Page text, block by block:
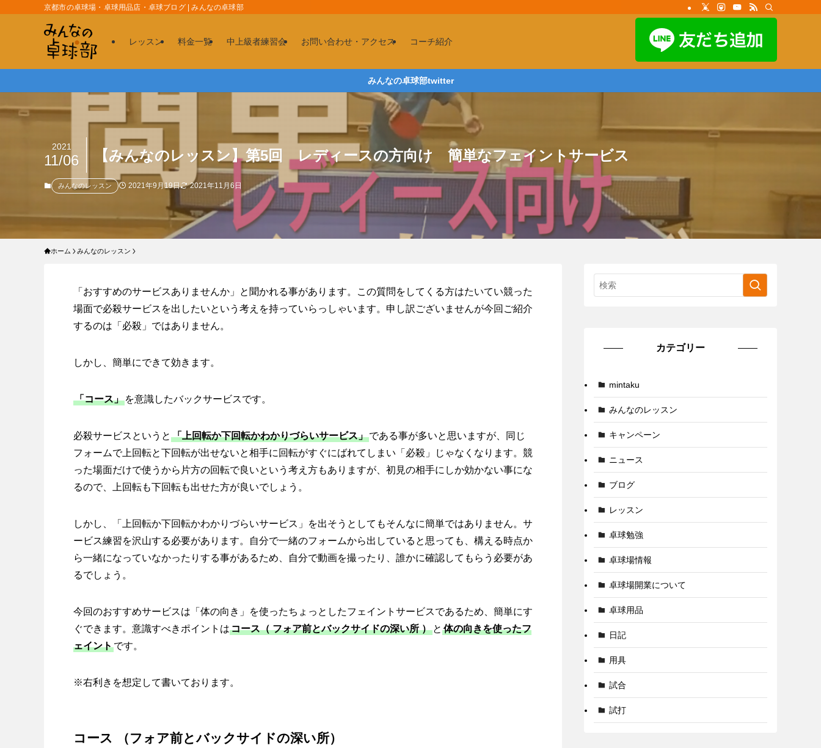
京都市の卓球場・卓球用品店・卓球ブログ | みんなの卓球部
レッスン 料金一覧 中上級者練習会 お問い合わせ・アクセス コーチ紹介
みんなの卓球部twitter
【みんなのレッスン】第5回 レディースの方向け 簡単なフェイントサービス
2021
11/06
みんなのレッスン 2021年9月19日 2021年11月6日
ホーム みんなのレッスン
「おすすめのサービスありませんか」と聞かれる事があります。この質問をしてくる方はたいてい競った
場面で必殺サービスを出したいという考えを持っていらっしゃいます。申し訳ございませんが今回ご紹介
するのは「必殺」ではありません。
しかし、簡単にできて効きます。
「コース」 を意識したバックサービスです。
必殺サービスというと 「上回転か下回転かわかりづらいサービス」である事が多いと思いますが、同じ
フォームで上回転と下回転が出せないと相手に回転がすぐにばれてしまい「必殺」じゃなくなります。競
った場面だけで使うから片方の回転で良いという考え方もありますが、初見の相手にしか効かない事にな
るので、上回転も下回転も出せた方が良いでしょう。
しかし、「上回転か下回転かわかりづらいサービス」を出そうとしてもそんなに簡単ではありません。サ
ービス練習を沢山する必要があります。自分で一緒のフォームから出していると思っても、構える時点か
ら一緒になっていなかったりする事があるため、自分で動画を撮ったり、誰かに確認してもらう必要があ
るでしょう。
今回のおすすめサービスは「体の向き」を使ったちょっとしたフェイントサービスであるため、簡単にす
ぐできます。意識すべきポイントはコース（ フォア前とバックサイドの深い所 ） と 体の向きを使ったフ
ェイントです。
※右利きを想定して書いております。
コース （フォア前とバックサイドの深い所）
カテゴリー
mintaku
みんなのレッスン
キャンペーン
ニュース
ブログ
レッスン
卓球勉強
卓球場情報
卓球場開業について
卓球用品
日記
用具
試合
試打